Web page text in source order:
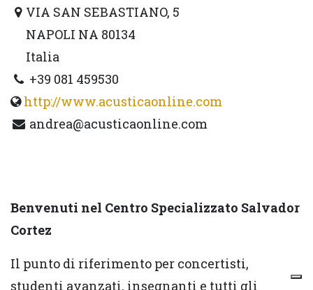
VIA SAN SEBASTIANO, 5
NAPOLI NA 80134
Italia
+39 081 459530
http://www.acusticaonline.com
andrea@acusticaonline.com
Benvenuti nel Centro Specializzato Salvador
Cortez
Il punto di riferimento per concertisti,
studenti avanzati, insegnanti e tutti gli